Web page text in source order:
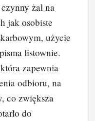
żal na
jak osobiste
użycie
listownie.
zapewnia
odbioru, na
co zwiększa
do